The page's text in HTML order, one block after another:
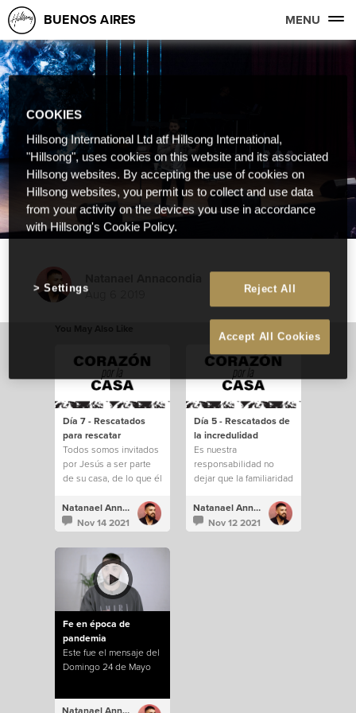
BUENOS AIRES MENU
Aug 6 2019
Día 7 - Rescatados
para rescatar
Todos somos invitados
por Jesús a ser parte
de su casa, de lo que él
Natanael Annacondia
Nov 14 2021
Día 5 - Rescatados de
la incredulidad
Es nuestra
responsabilidad no
dejar que la familiaridad
saquen de todo lo que
Dios tiene para
nosotros.
Natanael Annacondia
Nov 12 2021
Fe en época de
pandemia
Este fue el mensaje del
Domingo 24 de Mayo
COOKIES
Hillsong International Ltd atf Hillsong International,
"Hillsong", uses cookies on this website and its associated
Hillsong websites. By accepting the use of cookies on
Hillsong websites, you permit us to collect and use data
from your activity on the devices you use in accordance
with Hillsong's Cookie Policy.
Reject All
Accept All Cookies
Settings